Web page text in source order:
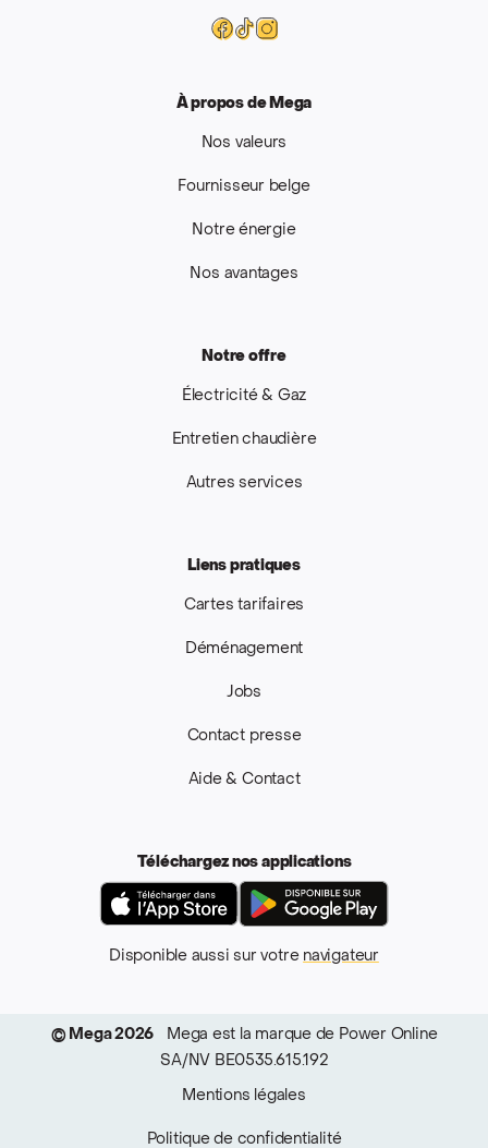
Facebook
Tiktok
Instagram
À propos de Mega
Nos valeurs
Fournisseur belge
Notre énergie
Nos avantages
Notre offre
Électricité & Gaz
Entretien chaudière
Autres services
Liens pratiques
Cartes tarifaires
Déménagement
Jobs
Contact presse
Aide & Contact
Téléchargez nos applications
App Store
Disponible aussi sur votre navigateur
© Mega 2026
Mega est la marque de Power Online
SA/NV BE0535.615.192
Mentions légales
Politique de confidentialité